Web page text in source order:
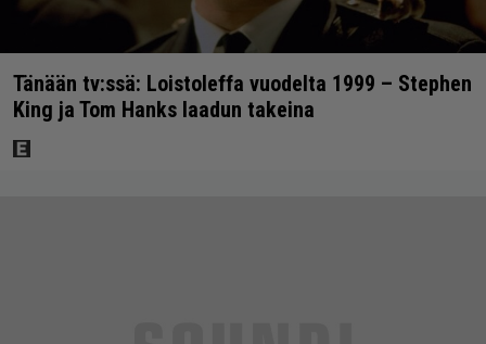
Tänään tv:ssä: Loistoleffa vuodelta 1999 – Stephen
King ja Tom Hanks laadun takeina